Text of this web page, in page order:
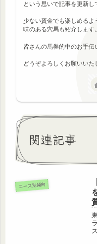
という思いで記事を更新し
少ない資金でも楽しめる
味のある穴馬も紹介します。
皆さんの馬券的中のお手伝
どうぞよろしくお願いいた
関連記事
コース別傾向